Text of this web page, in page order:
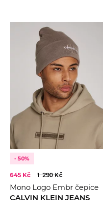
- 50%
645 Kč 1 290 Kč
Mono Logo Embr čepice
CALVIN KLEIN JEANS